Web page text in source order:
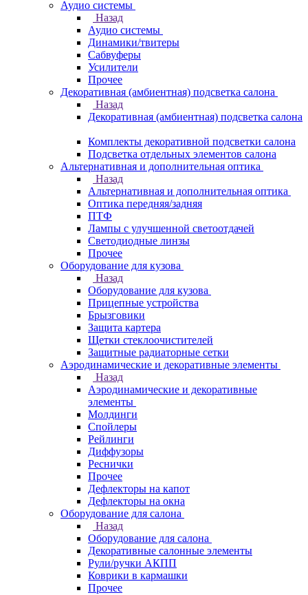
Аудио системы
Назад
Аудио системы
Динамики/твитеры
Сабвуферы
Усилители
Прочее
Декоративная (амбиентная) подсветка салона
Назад
Декоративная (амбиентная) подсветка салона
Комплекты декоративной подсветки салона
Подсветка отдельных элементов салона
Альтернативная и дополнительная оптика
Назад
Альтернативная и дополнительная оптика
Оптика передняя/задняя
ПТФ
Лампы с улучшенной светоотдачей
Светодиодные линзы
Прочее
Оборудование для кузова
Назад
Оборудование для кузова
Прицепные устройства
Брызговики
Защита картера
Щетки стеклоочистителей
Защитные радиаторные сетки
Аэродинамические и декоративные элементы
Назад
Аэродинамические и декоративные
элементы
Молдинги
Спойлеры
Рейлинги
Диффузоры
Реснички
Прочее
Дефлекторы на капот
Дефлекторы на окна
Оборудование для салона
Назад
Оборудование для салона
Декоративные салонные элементы
Рули/ручки АКПП
Коврики в кармашки
Прочее